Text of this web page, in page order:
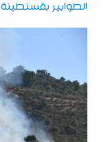
الطوابير بقسنطينة